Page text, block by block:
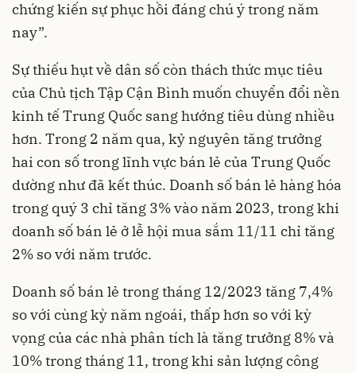
chứng kiến sự phục hồi đáng chú ý trong năm
nay”.
Sự thiếu hụt về dân số còn thách thức mục tiêu
của Chủ tịch Tập Cận Bình muốn chuyển đổi nền
kinh tế Trung Quốc sang hướng tiêu dùng nhiều
hơn. Trong 2 năm qua, kỷ nguyên tăng trưởng
hai con số trong lĩnh vực bán lẻ của Trung Quốc
dường như đã kết thúc. Doanh số bán lẻ hàng hóa
trong quý 3 chỉ tăng 3% vào năm 2023, trong khi
doanh số bán lẻ ở lễ hội mua sắm 11/11 chỉ tăng
2% so với năm trước.
Doanh số bán lẻ trong tháng 12/2023 tăng 7,4%
so với cùng kỳ năm ngoái, thấp hơn so với kỳ
vọng của các nhà phân tích là tăng trưởng 8% và
10% trong tháng 11, trong khi sản lượng công